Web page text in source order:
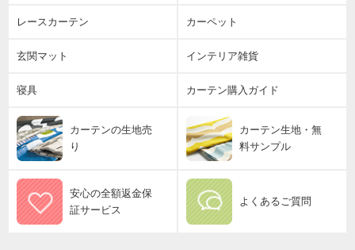
レースカーテン カーペット
玄関マット インテリア雑貨
寝具 カーテン購入ガイド
カーテンの生地売
り
カーテン生地・無
料サンプル
安心の全額返金保
証サービス
よくあるご質問